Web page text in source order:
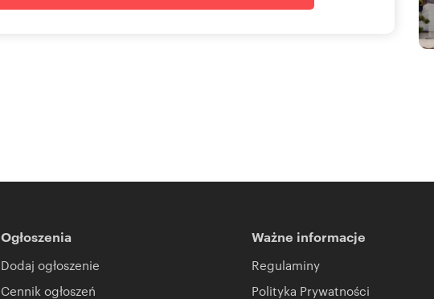
Ogłoszenia
Dodaj ogłoszenie
Cennik ogłoszeń
Ważne informacje
Regulaminy
Polityka Prywatności